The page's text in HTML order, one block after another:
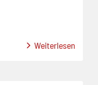
Weiterlesen